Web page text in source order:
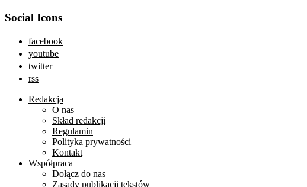
Social Icons
facebook
youtube
twitter
rss
Redakcja
O nas
Skład redakcji
Regulamin
Polityka prywatności
Kontakt
Współpraca
Dołącz do nas
Zasady publikacji tekstów